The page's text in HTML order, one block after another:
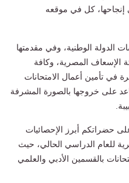
إنجاحها، كل في موقعه
الدولة الوطنية، وفي مقدمتها
الإسعاف المصرية، وكافة
في تأمين أعمال الامتحانات
على خروجها بالصورة المشرفة
حضراتكم أبرز الإحصائيات
للعام الدراسي الحالي، حيث
بالقسمين الأدبي والعلمي